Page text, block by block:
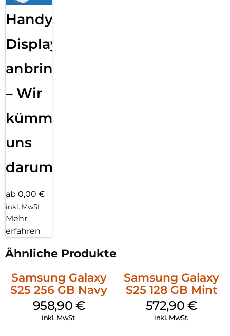
Handy
Displayfolie
anbringen
– Wir
kümmern
uns
darum!
ab 0,00 €
inkl. MwSt.
Mehr
erfahren
Ähnliche Produkte
Samsung Galaxy
S25 256 GB Navy
958,90 €
inkl. MwSt.
Samsung Galaxy
S25 128 GB Mint
572,90 €
inkl. MwSt.